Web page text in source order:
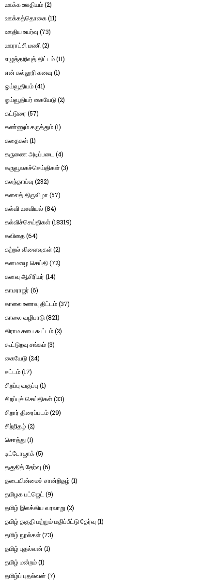
ஊக்க ஊதியம்(2)
ஊக்கத்தொகை(11)
ஊதிய உயர்வு (73)
ஊராட்சி மணி(2)
எழுத்தறிவுத் திட்டம்(11)
என் கல்லூரி கனவு (1)
ஓய்வூதியம்(41)
ஓய்வூதியர் கையேடு(2)
கட்டுரை (57)
கண்ணும் கருத்தும்(1)
கதைகள்(1)
கருணை அடிப்படை (4)
கருவூலகச்செய்திகள்(3)
கலந்தாய்வு (232)
கலைத் திருவிழா (57)
கல்வி உளவியல் (84)
கல்விச்செய்திகள்(18319)
கவிதை(64)
கற்றல் விளைவுகள்(2)
கனமழை செய்தி(72)
கனவு ஆசிரியர் (14)
காமராஜர் (6)
காலை உணவு திட்டம்(37)
காலை வழிபாடு(821)
கிராம சபை கூட்டம்(2)
கூட்டுறவு சங்கம்(3)
கையேடு(24)
சட்டம்(17)
சிறப்பு வகுப்பு (1)
சிறப்புச் செய்திகள்(33)
சிறார் திரைப்படம்(29)
சிற்றிதழ் (2)
சொத்து(1)
டிட்டோஜாக்(5)
தகுதித் தேர்வு (6)
தடையின்மைச் சான்றிதழ் (1)
தமிழக பட்ஜெட் (9)
தமிழ் இலக்கிய வரலாறு (2)
தமிழ் தகுதி மற்றும் மதிப்பீட்டு தேர்வு (1)
தமிழ் நூல்கள்(73)
தமிழ் புதல்வன் (1)
தமிழ் மன்றம்(1)
தமிழ்ப் புதல்வன் (7)